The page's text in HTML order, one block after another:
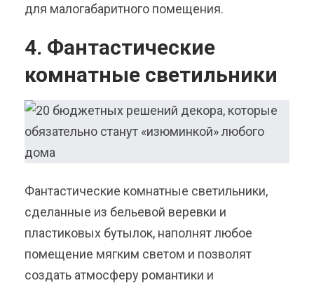
для малогабаритного помещения.
4. Фантастические
комнатные светильники
Фантастические комнатные светильники,
сделанные из бельевой веревки и
пластиковых бутылок, наполнят любое
помещение мягким светом и позволят
создать атмосферу романтики и